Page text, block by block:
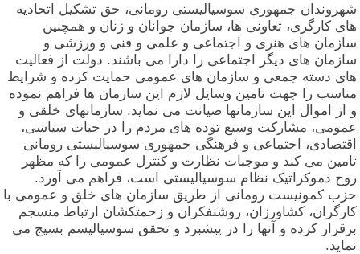
شهروندان‏ جمهوری‏ سوسیالیستی‏ رومانی‏، حق‏ تشکیل‏ اتحادیه‏
های‏ کارگری‏، تعاونی‏ ها، سازمان‏ جوانان‏ و زنان‏ و همچنین‏
سازمان‏ های‏ هنری‏ و اجتماعی‏ و علمی‏ و فنی‏ و ورزشی‏ و
سازمان‏ های‏ دیگر اجتماعی‏ را دارا می‏ باشند. دولت‏ از فعالیت‏
های‏ دسته‏ جمعی‏ و سازمان‏ های‏ عمومی‏ حمایت‏ کرده‏ و شرایط
مناسب‏ را جهت‏ تامین‏ وسایل‏ لازم‏ این‏ سازمان‏ ها فراهم‏ نموده‏
و از اموال‏ این‏ سازمانها صیانت‏ می‏ نماید. سازمانهای‏ خلقی‏ و
عمومی‏، مشارکت‏ وسیع توده‏ های‏ مردم‏ را در حیات‏ سیاسی‏،
اقتصادی‏، اجتماعی‏ و فرهنگی‏ جمهوری‏ سوسیالیستی‏ رومانی‏
تامین‏ می‏ کند و موجبات‏ نظارت‏ و کنترل‏ عمومی‏ را که‏ مظهر
روح‏ دموکراتیک‏ نظام‏ سوسیالیستی‏ است‏، فراهم‏ می‏ آورد.
حزب‏ کمونیست‏ رومانی‏ از طریق‏ سازمان‏ های‏ خلق‏ و عمومی‏ با
کارگران‏، کشاورزان‏، روشنفکران‏ و زحمتکشان‏ ارتباط منسجم‏
برقرار کرده‏ و آنها را در پیشبرد و تحقق‏ سوسیالیسم‏ بسیج‏ می‏
نماید.